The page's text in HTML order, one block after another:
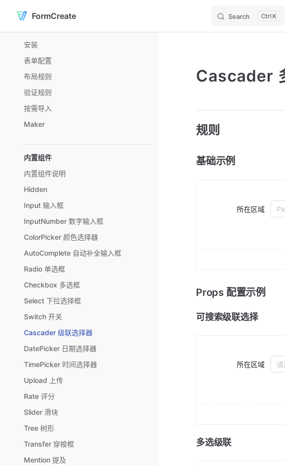
Skip to content
FormCreate Search K
安装
表单配置
布局规则
验证规则
按需导入
Maker
内置组件
内置组件说明
Hidden
Input 输入框
InputNumber 数字输入框
ColorPicker 颜色选择器
AutoComplete 自动补全输入框
Radio 单选框
Checkbox 多选框
Select 下拉选择框
Switch 开关
Cascader 级联选择器
DatePicker 日期选择器
TimePicker 时间选择器
Upload 上传
Rate 评分
Slider 滑块
Tree 树形
Transfer 穿梭框
Mention 提及
Cascader
规则
基础示例
所在区域
Props 配置示例
可搜索级联选择
所在区域 请
多选级联